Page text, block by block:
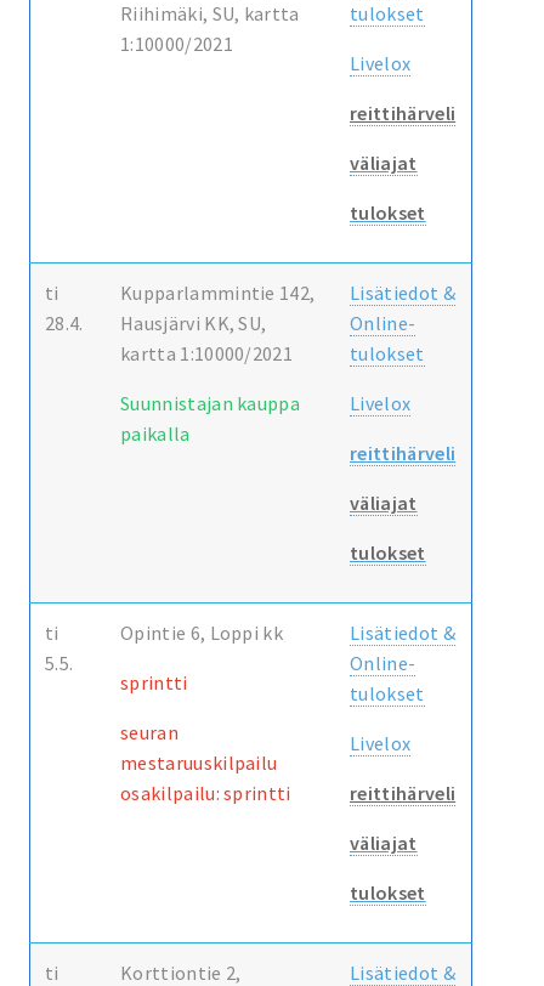
Riihimäki, SU, kartta
1:10000/2021
tulokset
Livelox
reittihärveli
väliajat
tulokset
ti
28.4.
Kupparlammintie 142,
Hausjärvi KK, SU,
kartta 1:10000/2021
Suunnistajan kauppa
paikalla
Lisätiedot &
Online-
tulokset
Livelox
reittihärveli
väliajat
tulokset
ti
5.5.
Opintie 6, Loppi kk
sprintti
seuran
mestaruuskilpailu
osakilpailu: sprintti
Lisätiedot &
Online-
tulokset
Livelox
reittihärveli
väliajat
tulokset
ti
Korttiontie 2,
Lisätiedot &